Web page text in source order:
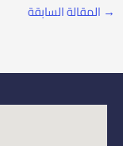
→ المقالة السابقة